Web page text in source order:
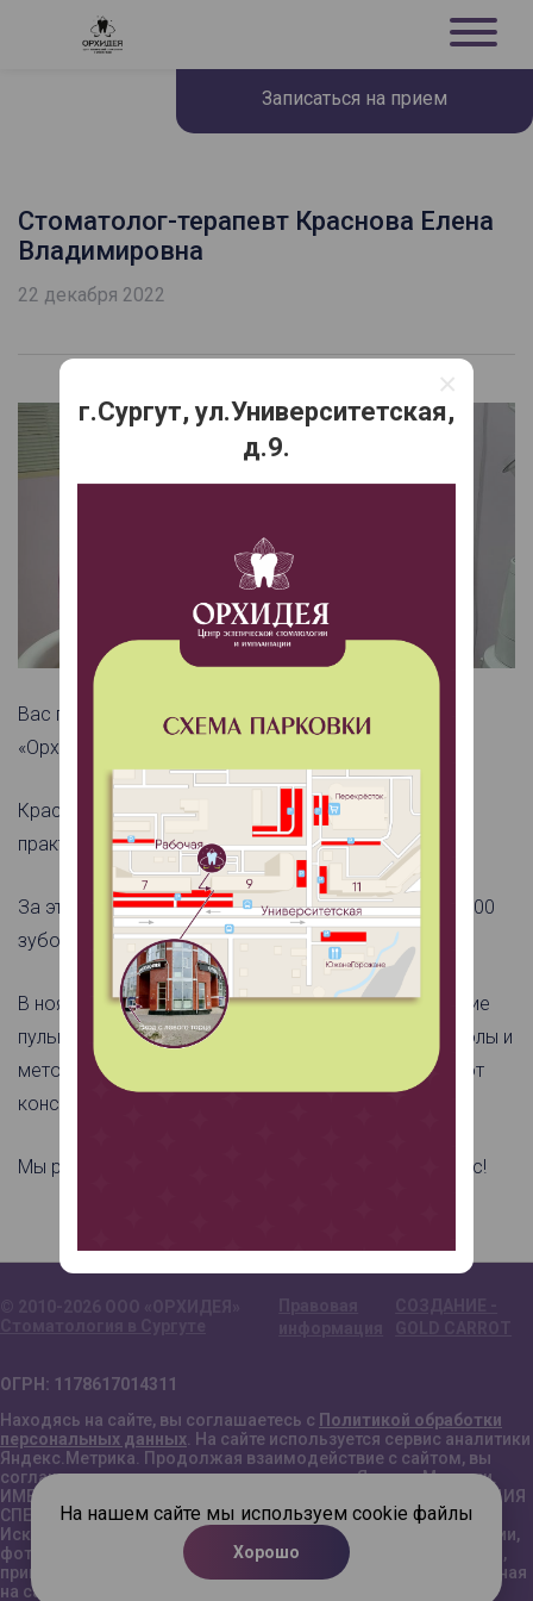
г.Сургут, ул.Университетская,
д.9.
×
Записаться на прием
Стоматолог-терапевт Краснова Елена
Владимировна
22 декабря 2022
Вас приветствует стоматолог-терапевт клиники
«Орхидея»!
Краснова Елена Владимировна - специалист с
практическим опытом работы более 26 лет.
За это время доктор успешно вылечила более 15 000
зубов у взрослых и маленьких пациентов.
В ноябре стала участницей 2-х семинаров: «Лечение
пульпитов молочных зубов – проверенные протоколы и
методики», «Нейрохирургическая пародонтология: от
консерватизма к модерну».
Мы растём, совершенствуемся и стараемся для Вас!
ОГРН: 1178617014311
Находясь на сайте, вы соглашаетесь с Политикой обработки
персональных данных . На сайте используется сервис аналитики
Яндекс.Метрика. Продолжая взаимодействие с сайтом, вы
соглашаетесь с условиями использования Яндекс.Метрики.
ИМЕЮТСЯ ПРОТИВОПОКАЗАНИЯ. НЕОБХОДИМА КОНСУЛЬТАЦИЯ
СПЕЦИАЛИСТА.
Исключительное право на все материалы (текст, иллюстрации,
фотографии и видео), размещенные на сайте orchid-dental.ru,
принадлежит ООО «Орхидея Плюс». Информация, размещенная
на сайте, не является публичной офертой.
На нашем сайте мы используем cookie файлы
Хорошо